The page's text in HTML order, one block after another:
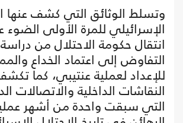
وتسلط الوثائق التي كشف عنها
الإسرائيلي للمرة الأولى
انتقال حكومة الاحتلال من دراسة
التفاوض إلى اعتماد الخداع
للإعداد لعملية عنتيبي، كما
النقاشات الداخلية والاتصالات
التي سبقت واحدة من أشهر